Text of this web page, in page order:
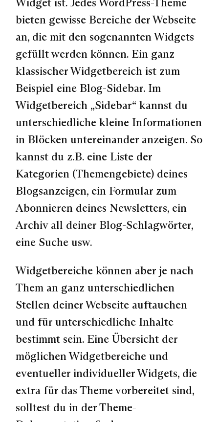
bieten gewisse Bereiche der Webseite
an, die mit den sogenannten Widgets
gefüllt werden können. Ein ganz
klassischer Widgetbereich ist zum
Beispiel eine Blog-Sidebar. Im
Widgetbereich „Sidebar“ kannst du
unterschiedliche kleine Informationen
in Blöcken untereinander anzeigen. So
kannst du z.B. eine Liste der
Kategorien (Themengebiete) deines
Blogsanzeigen, ein Formular zum
Abonnieren deines Newsletters, ein
Archiv all deiner Blog-Schlagwörter,
eine Suche usw.
Widgetbereiche können aber je nach
Them an ganz unterschiedlichen
Stellen deiner Webseite auftauchen
und für unterschiedliche Inhalte
bestimmt sein. Eine Übersicht der
möglichen Widgetbereiche und
eventueller individueller Widgets, die
extra für das Theme vorbereitet sind,
solltest du in der Theme-